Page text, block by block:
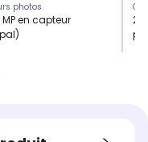
photos
MP en capteur
RAM
2